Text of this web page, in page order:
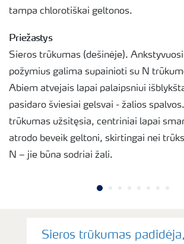
tampa chlorotiškai geltonos.
Priežastys
Sieros trūkumas (dešinėje).
požymius galima supainioti su N
Abiem atvejais lapai palaipsniui
pasidaro šviesiai gelsvai - žalios
trūkumas užsitęsia, centriniai lapai
atrodo beveik geltoni, skirtingai nei
N – jie būna sodriai žali.
Sieros trūkumas